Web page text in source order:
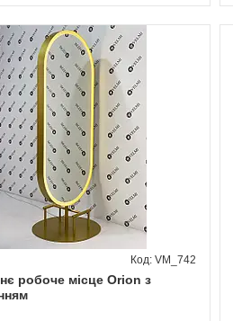
робоче місце Orion з
VM_742